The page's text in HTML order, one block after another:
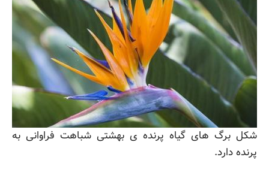
شکل برگ های گیاه پرنده ی بهشتی شباهت فراوانی به
پرنده دارد.